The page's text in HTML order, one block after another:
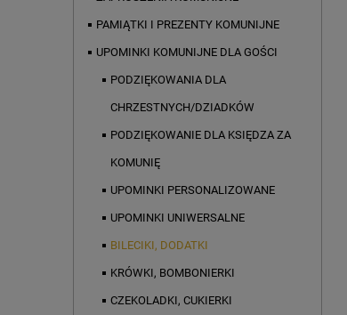
PAMIĄTKI I PREZENTY KOMUNIJNE
UPOMINKI KOMUNIJNE DLA GOŚCI
PODZIĘKOWANIA DLA
CHRZESTNYCH/DZIADKÓW
PODZIĘKOWANIE DLA KSIĘDZA ZA
KOMUNIĘ
UPOMINKI PERSONALIZOWANE
UPOMINKI UNIWERSALNE
BILECIKI, DODATKI
KRÓWKI, BOMBONIERKI
CZEKOLADKI, CUKIERKI